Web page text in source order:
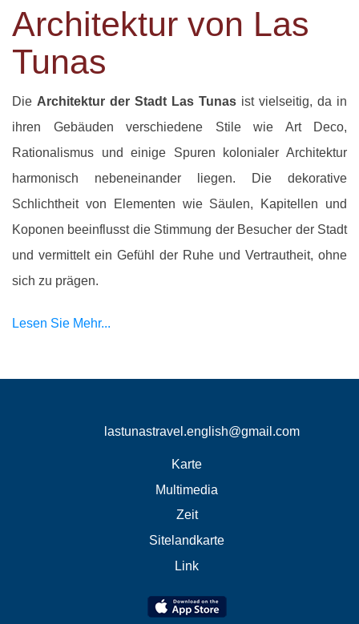
Architektur von Las
Tunas
Die Architektur der Stadt Las Tunas ist vielseitig, da in
ihren Gebäuden verschiedene Stile wie Art Deco,
Rationalismus und einige Spuren kolonialer Architektur
harmonisch nebeneinander liegen. Die dekorative
Schlichtheit von Elementen wie Säulen, Kapitellen und
Koponen beeinflusst die Stimmung der Besucher der Stadt
und vermittelt ein Gefühl der Ruhe und Vertrautheit, ohne
sich zu prägen.
Lesen Sie Mehr...
lastunastravel.english@gmail.com
Karte
Multimedia
Zeit
Sitelandkarte
Link